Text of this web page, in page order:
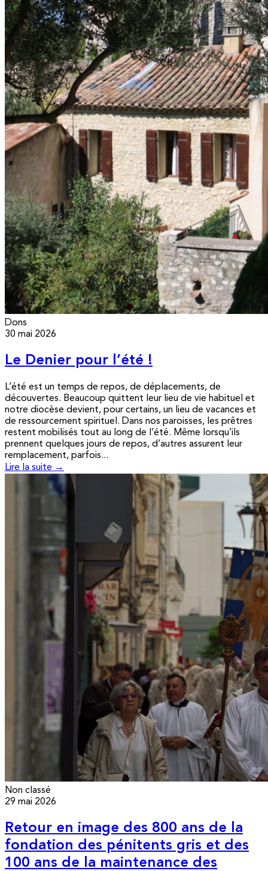
Dons
30 mai 2026
Le Denier pour l’été !
L’été est un temps de repos, de déplacements, de
découvertes. Beaucoup quittent leur lieu de vie habituel et
notre diocèse devient, pour certains, un lieu de vacances et
de ressourcement spirituel. Dans nos paroisses, les prêtres
restent mobilisés tout au long de l’été. Même lorsqu’ils
prennent quelques jours de repos, d’autres assurent leur
remplacement, parfois...
Lire la suite →
Non classé
29 mai 2026
Retour en image des 800 ans de la
fondation des pénitents gris et des
100 ans de la maintenance des